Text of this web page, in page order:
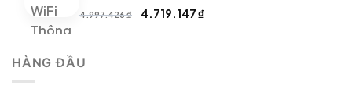
4.997.426₫
Giá
4.719.147₫
HÀNG ĐẦU